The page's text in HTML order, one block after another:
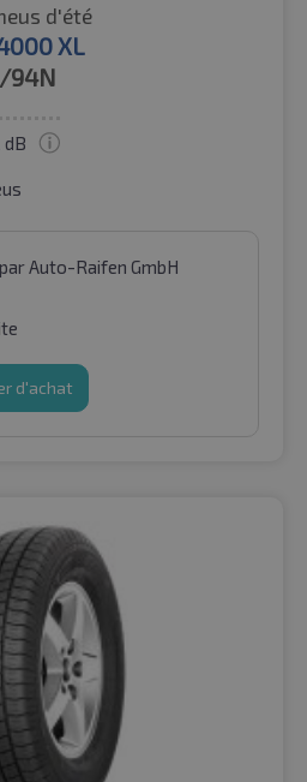
d'été
XL
94N
dB
par Auto-Raifen GmbH
d'achat